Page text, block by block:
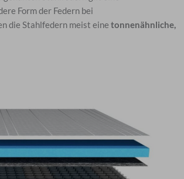
Form der Federn bei
die Stahlfedern meist eine tonnenähnliche,